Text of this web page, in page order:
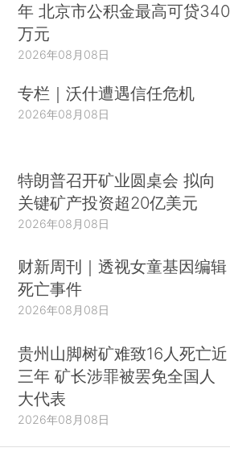
年 北京市公积金最高可贷340
万元
2026年08月08日
专栏｜沃什遭遇信任危机
2026年08月08日
特朗普召开矿业圆桌会 拟向
关键矿产投资超20亿美元
2026年08月08日
财新周刊｜透视女童基因编辑
死亡事件
2026年08月08日
贵州山脚树矿难致16人死亡近
三年 矿长涉罪被罢免全国人
大代表
2026年08月08日